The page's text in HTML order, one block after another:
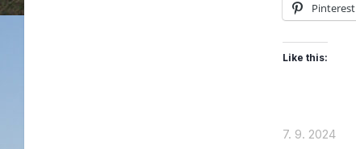
Pinterest
Like this:
7. 9. 2024